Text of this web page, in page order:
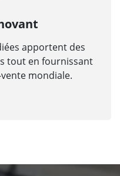
apportent des
tout en fournissant
mondiale.